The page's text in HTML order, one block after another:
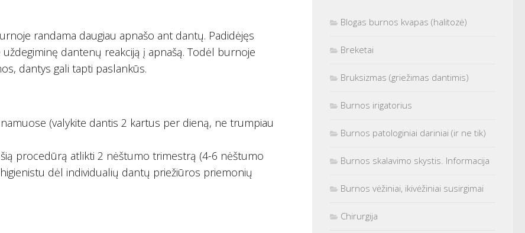
randama daugiau apnašo ant dantų. Padidėjęs
dantenų reakciją į apnašą. Todėl burnoje
dantys gali tapti paslankūs.
(valykite dantis 2 kartus per dieną, ne trumpiau
procedūrą atlikti 2 nėštumo trimestrą (4-6 nėštumo
dėl individualių dantų priežiūros priemonių
Blogas burnos kvapas (halitozė)
Breketai
Bruksizmas (griežimas dantimis)
Burnos irigatorius
Burnos patologiniai dariniai (ir ne tik)
Burnos skalavimo skystis. Informacija
Burnos vėžiniai, ikivėžiniai susirgimai
Chirurgija